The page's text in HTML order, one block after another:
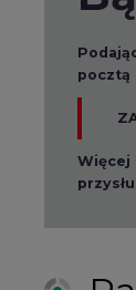
2026-
Czy